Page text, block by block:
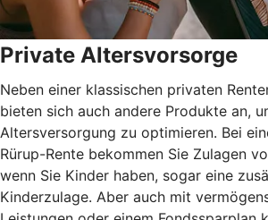
Private Altersvorsorge
Neben einer klassischen privaten
bieten sich auch andere Produkte an,
Altersversorgung zu optimieren. Bei
Rürup-Rente bekommen Sie Zulagen
wenn Sie Kinder haben, sogar eine
Kinderzulage. Aber auch mit